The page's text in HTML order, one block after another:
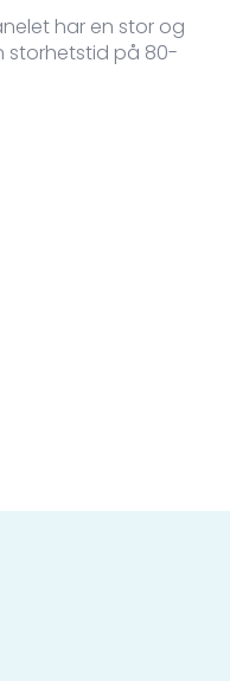
har en stor og
storhetstid på 80-